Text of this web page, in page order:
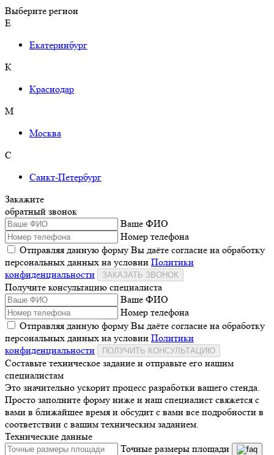
Выберите регион
Е
Екатеринбург
К
Краснодар
М
Москва
С
Санкт-Петербург
Закажите
обратный звонок
Ваше ФИО
Номер телефона
Отправляя данную форму Вы даёте согласие на обработку
персональных данных на условии Политики
конфиденциальности
ЗАКАЗАТЬ ЗВОНОК
Получите консультацию специалиста
Ваше ФИО
Номер телефона
Отправляя данную форму Вы даёте согласие на обработку
персональных данных на условии Политики
конфиденциальности
ПОЛУЧИТЬ КОНСУЛЬТАЦИЮ
Составьте техническое задание и отправьте его нашим
специалистам
Это значительно ускорит процесс разработки вашего стенда.
Просто заполните форму ниже и наш специалист свяжется с
вами в ближайшее время и обсудит с вами все подробности в
соответствии с вашим техническим заданием.
Технические данные
Точные размеры площади